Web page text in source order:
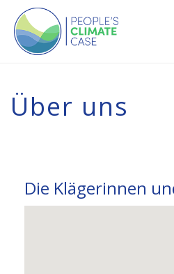
Über uns
Die Klägerinnen